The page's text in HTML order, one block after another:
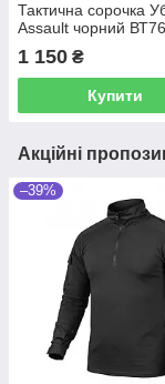
Тактична сорочка
Assault чорний
1 150 ₴
Купити
Акційні
–39%